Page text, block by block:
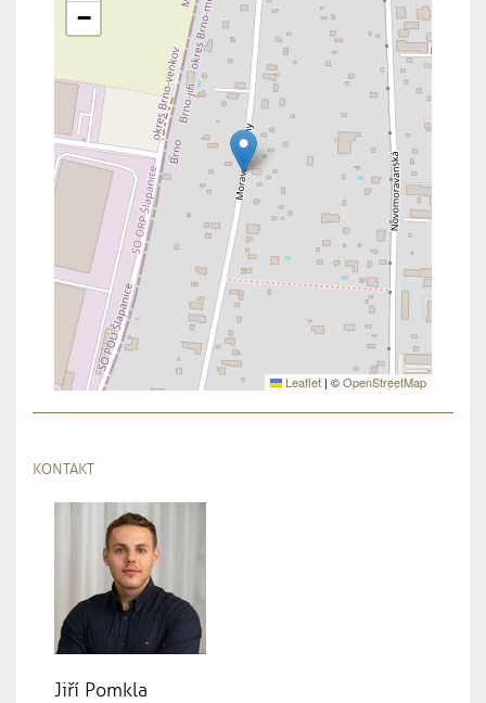
−
Leaflet | ©OpenStreetMap
KONTAKT
Jiří Pomkla